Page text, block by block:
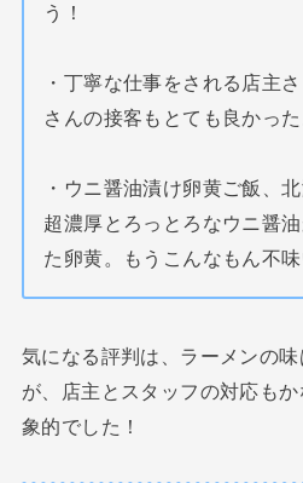
う！
・丁寧な仕事をされる店主
さんの接客もとても良かった
・ウニ醤油漬け卵黄ご飯、
超濃厚とろっとろなウニ醤
た卵黄。もうこんなもん不
気になる評判は、ラーメンの
が、店主とスタッフの対応も
象的でした！